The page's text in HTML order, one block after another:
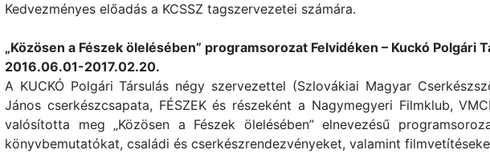
Kedvezményes előadás a KCSSZ tagszervezetei számára.
„Közösen a Fészek ölelésében” programsorozat Felvidéken – Kuckó Polgári
2016.06.01-2017.02.20.
A KUCKÓ Polgári Társulás négy szervezettel (Szlovákiai Magyar
János cserkészcsapata, FÉSZEK és részeként a Nagymegyeri Filmklub,
valósította meg „Közösen a Fészek ölelésében” elnevezésű
könyvbemutatókat, családi és cserkészrendezvényeket, valamint